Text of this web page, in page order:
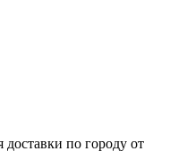
по городу от